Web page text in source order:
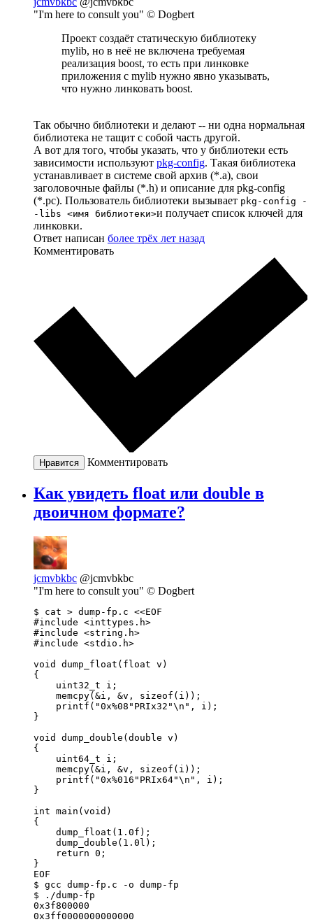
"I'm here to consult you" © Dogbert
Проект создаёт статическую библиотеку
mylib, но в неё не включена требуемая
реализация boost, то есть при линковке
приложения с mylib нужно явно указывать,
что нужно линковать boost.
Так обычно библиотеки и делают -- ни одна нормальная
библиотека не тащит с собой часть другой.
А вот для того, чтобы указать, что у библиотеки есть
зависимости используют pkg-config. Такая библиотека
устанавливает в системе свой архив (*.a), свои
заголовочные файлы (*.h) и описание для pkg-config
(*.pc). Пользователь библиотеки вызывает pkg-config -
-libs <имя библиотеки>и получает список ключей для
линковки.
Ответ написан более трёх лет назад
Комментировать
Нравится Комментировать
Как увидеть float или double в
двоичном формате?
jcmvbkbc @jcmvbkbc
"I'm here to consult you" © Dogbert
$ cat > dump-fp.c <<EOF
#include <inttypes.h>
#include <string.h>
#include <stdio.h>
void dump_float(float v)
{
    uint32_t i;
    memcpy(&i, &v, sizeof(i));
    printf("0x%08"PRIx32"\n", i);
}
void dump_double(double v)
{
    uint64_t i;
    memcpy(&i, &v, sizeof(i));
    printf("0x%016"PRIx64"\n", i);
}
int main(void)
{
    dump_float(1.0f);
    dump_double(1.0l);
    return 0;
}
EOF
$ gcc dump-fp.c -o dump-fp
$ ./dump-fp
0x3ff0000000000000